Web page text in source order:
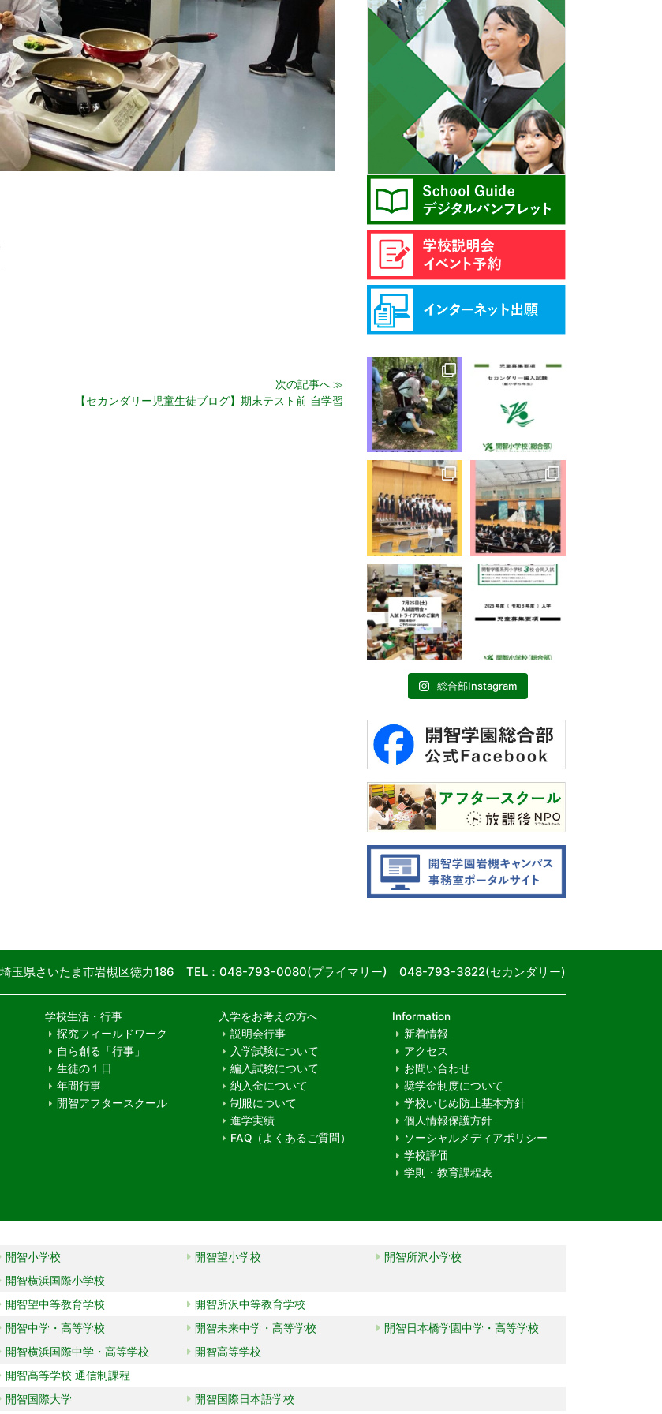
総合部Instagram
次の記事へ≫
【セカンダリー児童生徒ブログ】期末テスト前 自学習
県さいたま市岩槻区徳力186 TEL：048-793-0080(プライマリー) 048-793-3822(セカンダリー)
学校生活・行事
探究フィールドワーク
自ら創る「行事」
生徒の１日
年間行事
開智アフタースクール
入学をお考えの方へ
説明会行事
入学試験について
編入試験について
納入金について
制服について
進学実績
FAQ（よくあるご質問）
Information
新着情報
アクセス
お問い合わせ
奨学金制度について
学校いじめ防止基本方針
個人情報保護方針
ソーシャルメディアポリシー
学校評価
学則・教育課程表
開智小学校 開智望小学校
開智所沢小学校
開智横浜国際小学校
開智望中等教育学校
開智所沢中等教育学校
開智中学・高等学校 開智未来中学・高等学校
開智日本橋学園中学・高等学校
開智横浜国際中学・高等学校
開智高等学校
開智高等学校 通信制課程
開智国際大学 開智国際日本語学校